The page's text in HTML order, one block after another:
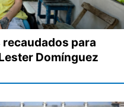
recaudados para
Domínguez